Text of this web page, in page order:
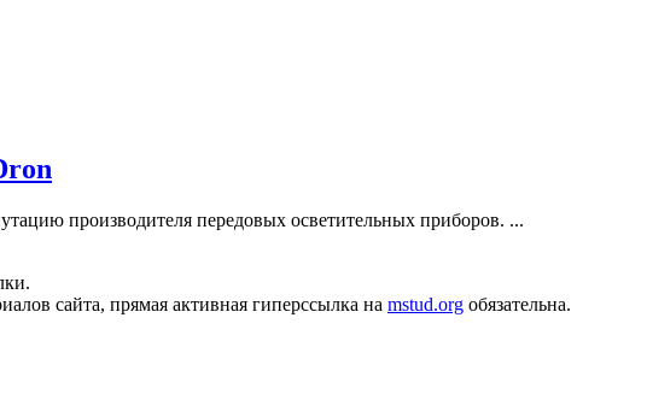
производителя передовых осветительных приборов. ...
сайта, прямая активная гиперссылка на mstud.org обязательна.